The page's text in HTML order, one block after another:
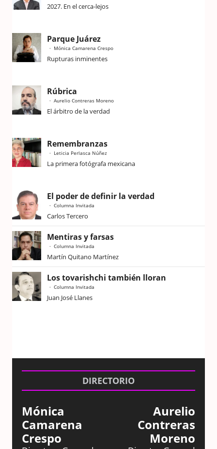
2027. En el cerca-lejos
Parque Juárez
Mónica Camarena Crespo
Rupturas inminentes
Rúbrica
Aurelio Contreras Moreno
El árbitro de la verdad
Remembranzas
Leticia Perlasca Núñez
La primera fotógrafa mexicana
El poder de definir la verdad
Columna Invitada
Carlos Tercero
Mentiras y farsas
Columna Invitada
Martín Quitano Martínez
Los tovarishchi también lloran
Columna Invitada
Juan José Llanes
DIRECTORIO
Mónica
Camarena
Crespo
Aurelio
Contreras
Moreno